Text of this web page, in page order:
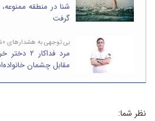
گرفت
بی توجهی به هشدارهای
مرد
مقابل چشمان
نظر شما: